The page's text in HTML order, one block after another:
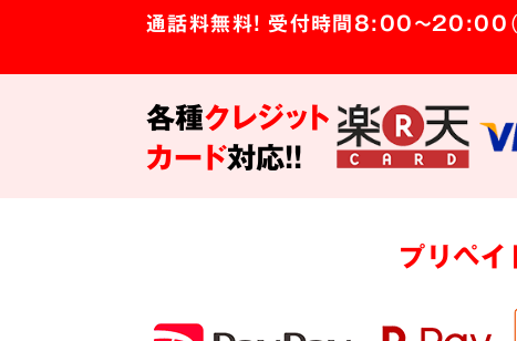
通話料無料! 受付時間8:00～20:00（
各種クレジット
カード対応!!
プリペイ